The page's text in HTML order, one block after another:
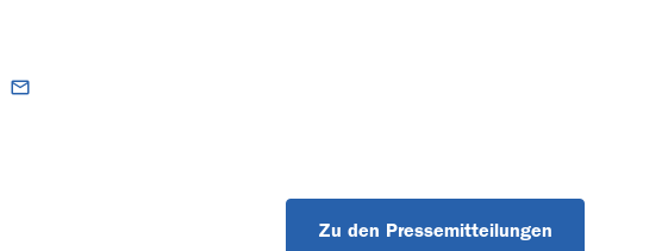
Zu den Pressemitteilungen